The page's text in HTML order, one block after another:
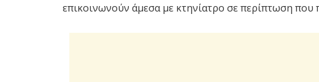
επικοινωνούν άμεσα με κτηνίατρο σε περίπτωση